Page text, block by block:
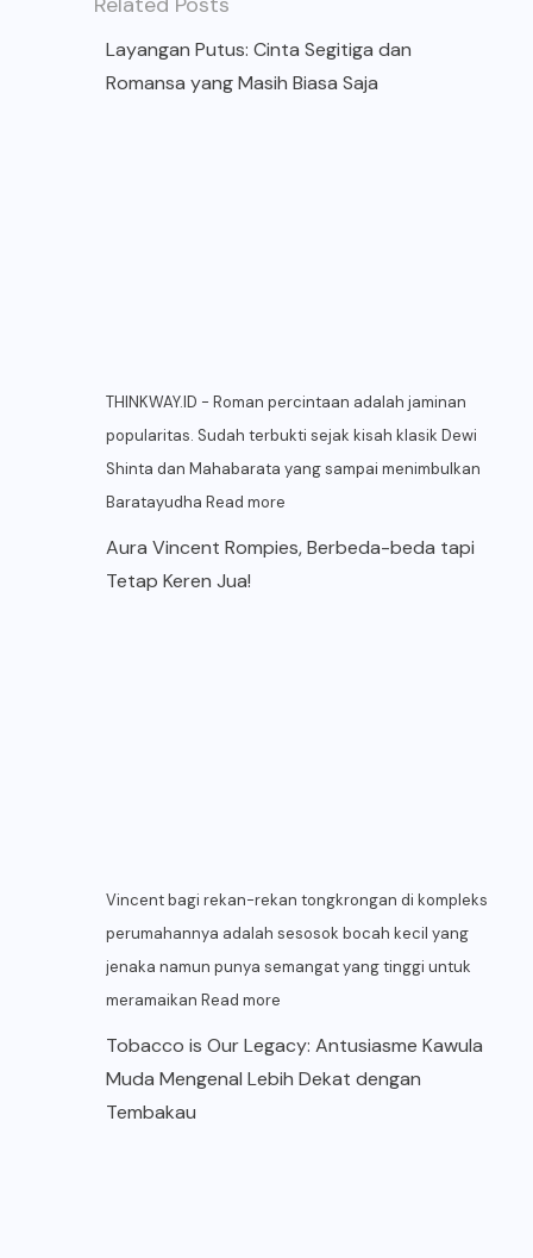
Layangan Putus: Cinta Segitiga dan
Romansa yang Masih Biasa Saja
THINKWAY.ID - Roman percintaan adalah jaminan
popularitas. Sudah terbukti sejak kisah klasik Dewi
Shinta dan Mahabarata yang sampai menimbulkan
Baratayudha Read more
Aura Vincent Rompies, Berbeda-beda tapi
Tetap Keren Jua!
Vincent bagi rekan-rekan tongkrongan di kompleks
perumahannya adalah sesosok bocah kecil yang
jenaka namun punya semangat yang tinggi untuk
meramaikan Read more
Tobacco is Our Legacy: Antusiasme Kawula
Muda Mengenal Lebih Dekat dengan
Tembakau